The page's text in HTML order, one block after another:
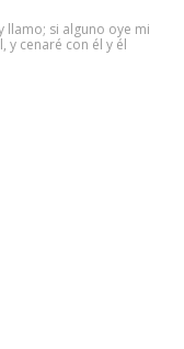
llamo; si alguno oye mi
y cenaré con él y él